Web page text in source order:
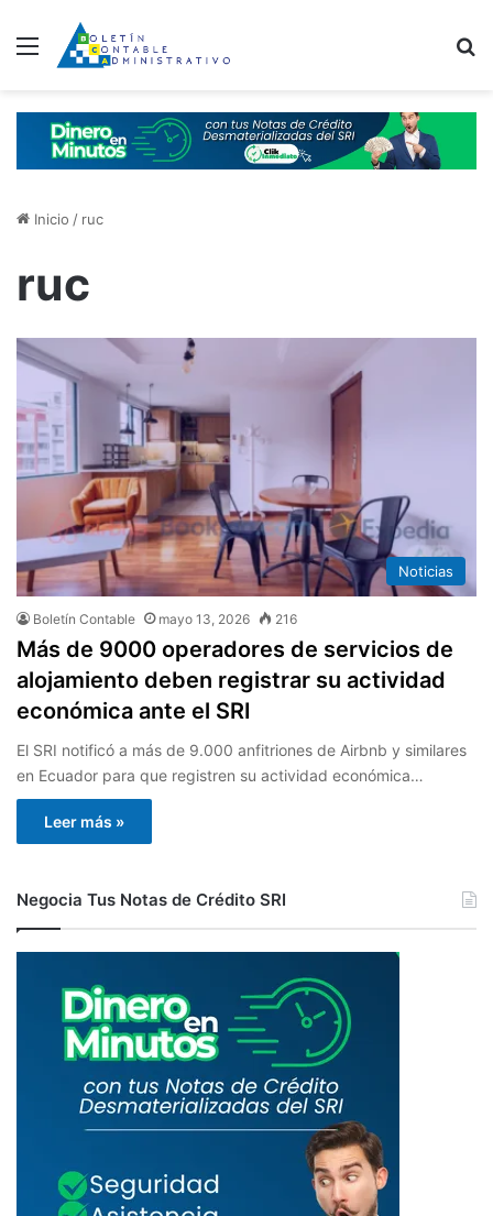
Menú
Inicio / ruc
ruc
Noticias
Boletín Contable mayo 13, 2026 216
Más de 9000 operadores de servicios de
alojamiento deben registrar su actividad
económica ante el SRI
El SRI notificó a más de 9.000 anfitriones de Airbnb y similares
en Ecuador para que registren su actividad económica…
Leer más »
Negocia Tus Notas de Crédito SRI